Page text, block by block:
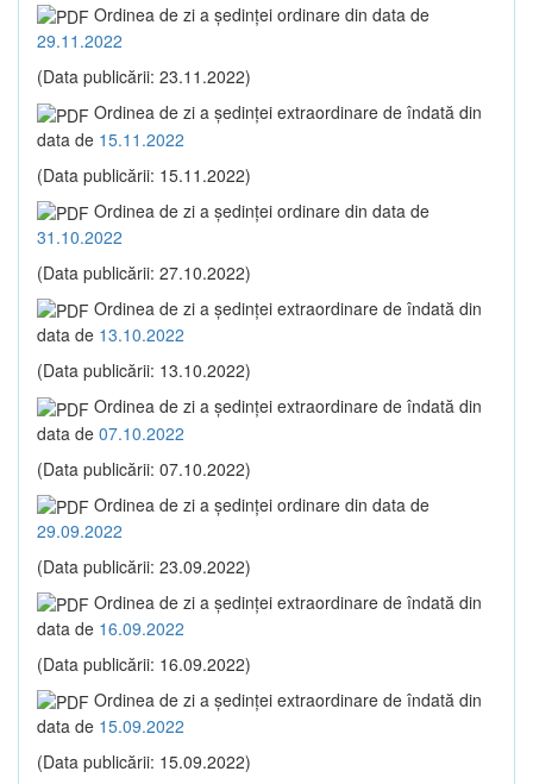
Ordinea de zi a şedinţei ordinare din data de
29.11.2022
(Data publicării: 23.11.2022)
Ordinea de zi a şedinţei extraordinare de îndată din
data de 15.11.2022
(Data publicării: 15.11.2022)
Ordinea de zi a şedinţei ordinare din data de
31.10.2022
(Data publicării: 27.10.2022)
Ordinea de zi a şedinţei extraordinare de îndată din
data de 13.10.2022
(Data publicării: 13.10.2022)
Ordinea de zi a şedinţei extraordinare de îndată din
data de 07.10.2022
(Data publicării: 07.10.2022)
Ordinea de zi a şedinţei ordinare din data de
29.09.2022
(Data publicării: 23.09.2022)
Ordinea de zi a şedinţei extraordinare de îndată din
data de 16.09.2022
(Data publicării: 16.09.2022)
Ordinea de zi a şedinţei extraordinare de îndată din
data de 15.09.2022
(Data publicării: 15.09.2022)